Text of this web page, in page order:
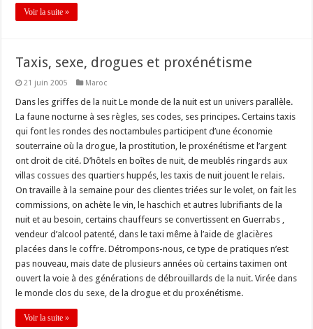
Voir la suite »
Taxis, sexe, drogues et proxénétisme
21 juin 2005 Maroc
Dans les griffes de la nuit Le monde de la nuit est un univers parallèle.
La faune nocturne à ses règles, ses codes, ses principes. Certains taxis
qui font les rondes des noctambules participent d’une économie
souterraine où la drogue, la prostitution, le proxénétisme et l’argent
ont droit de cité. D’hôtels en boîtes de nuit, de meublés ringards aux
villas cossues des quartiers huppés, les taxis de nuit jouent le relais.
On travaille à la semaine pour des clientes triées sur le volet, on fait les
commissions, on achète le vin, le haschich et autres lubrifiants de la
nuit et au besoin, certains chauffeurs se convertissent en Guerrabs ,
vendeur d’alcool patenté, dans le taxi même à l’aide de glacières
placées dans le coffre. Détrompons-nous, ce type de pratiques n’est
pas nouveau, mais date de plusieurs années où certains taximen ont
ouvert la voie à des générations de débrouillards de la nuit. Virée dans
le monde clos du sexe, de la drogue et du proxénétisme.
Voir la suite »